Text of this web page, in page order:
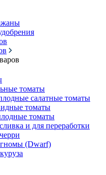
томаты
салатные томаты
томаты
томаты
и для переработки
(Dwarf)